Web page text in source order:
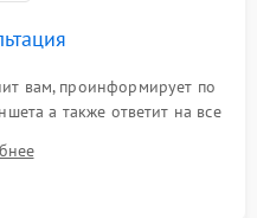
вам, проинформирует по
а также ответит на все